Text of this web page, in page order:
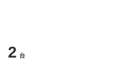
2 台